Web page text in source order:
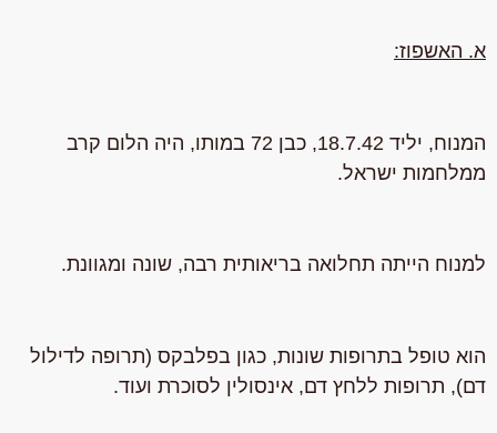
א.האשפוז:
המנוח, יליד 18.7.42, כבן 72 במותו, היה הלום קרב
ממלחמות ישראל.
למנוח הייתה תחלואה בריאותית רבה, שונה ומגוונת.
הוא טופל בתרופות שונות, כגון בפלבקס (תרופה לדילול
דם), תרופות ללחץ דם, אינסולין לסוכרת ועוד.